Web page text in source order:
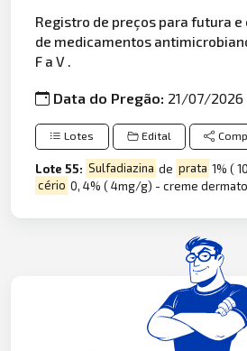
Registro de preços para futura
de medicamentos
F a V .
Data do Pregão: 21/07/2026
Lotes Edital
Lote 55: Sulfadiazina de prata 1% (
cério 0, 4% ( 4mg/g) - creme